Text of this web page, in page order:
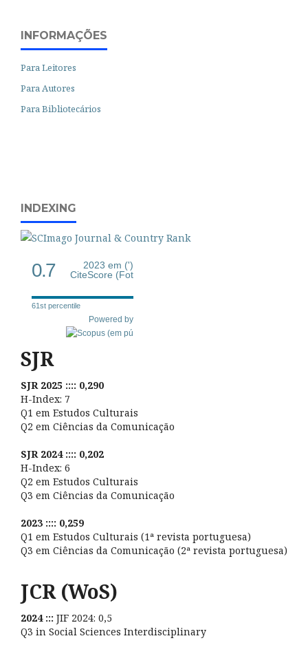
INFORMAÇÕES
Para Leitores
Para Autores
Para Bibliotecários
INDEXING
0.7
2023 em (')
CiteScore (Fot
61st percentile
Powered by
SJR
SJR 2025 :::: 0,290
H-Index: 7
Q1 em Estudos Culturais
Q2 em Ciências da Comunicação
SJR 2024 :::: 0,202
H-Index: 6
Q2 em Estudos Culturais
Q3 em Ciências da Comunicação
2023 :::: 0,259
Q1 em Estudos Culturais (1ª revista portuguesa)
Q3 em Ciências da Comunicação (2ª revista portuguesa)
JCR (WoS)
2024 ::: JIF 2024: 0,5
Q3 in Social Sciences Interdisciplinary